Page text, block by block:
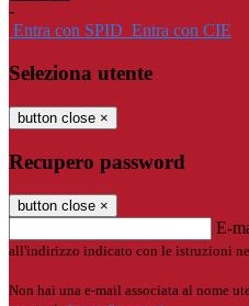
-
Entra con SPID Entra con CIE
Seleziona utente
button close ×
Recupero password
button close ×
E-
all'indirizzo indicato con le istruzioni
Non hai una e-mail associata al nome